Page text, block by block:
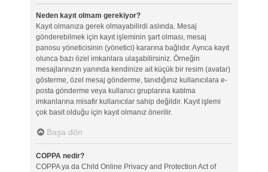
Neden kayıt olmam gerekiyor?
Kayıt olmanıza gerek olmayabilirdi aslında. Mesaj
gönderebilmek için kayıt işleminin şart olması, mesaj
panosu yöneticisinin (yönetici) kararına bağlıdır. Ayrıca kayıt
olunca bazı özel imkanlara ulaşabilirsiniz. Örneğin
mesajlarınızın yanında kendinize ait küçük bir resim (avatar)
gösterme, özel mesaj gönderme, tanıdığınız kullanıcılara e-
posta gönderme veya kullanıcı gruplarına katılma
imkanlarına misafir kullanıcılar sahip değildir. Kayıt işlemi
çok basit olduğu için kayıt olmanız önerilir.
Başa dön
COPPA nedir?
COPPA ya da Child Online Privacy and Protection Act of